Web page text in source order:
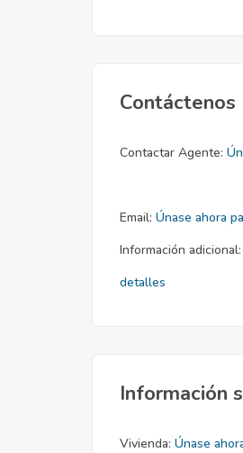
Contáctenos
Contactar Agente:
Email: Únase ahora
Información adicional:
detalles
Información
Vivienda: Únase